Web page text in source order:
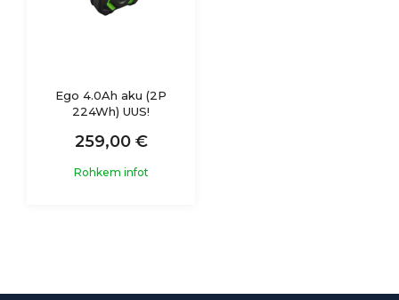
Ego 4.0Ah aku (2P
224Wh) UUS!
259,00 €
Rohkem infot